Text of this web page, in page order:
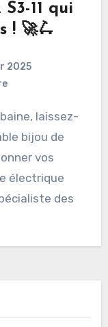
11 qui
! 🚀🛴
2025
bijou de
vos
électrique
des